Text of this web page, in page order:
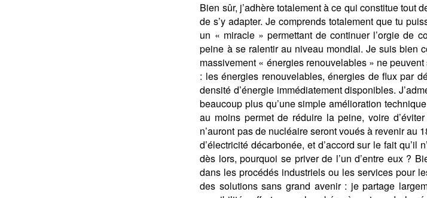
Bien sûr, j’adhère totalement à ce qui constitue tout
de s’y adapter. Je comprends totalement que tu
un « miracle » permettant de continuer l’orgie de
peine à se ralentir au niveau mondial. Je suis bien
massivement « énergies renouvelables » ne
: les énergies renouvelables, énergies de flux par
densité d’énergie immédiatement disponibles.
beaucoup plus qu’une simple amélioration
au moins permet de réduire la peine, voire
n’auront pas de nucléaire seront voués à revenir au
d’électricité décarbonée, et d’accord sur le fait
dès lors, pourquoi se priver de l’un d’entre eux ?
dans les procédés industriels ou les services pour
des solutions sans grand avenir : je partage